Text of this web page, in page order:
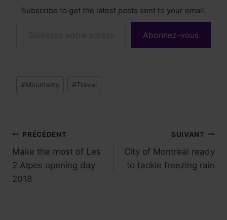
Subscribe to get the latest posts sent to your email.
Abonnez-vous
Étiquettes
de
#Mountains #Travel
Navigation
de
l’article
PRÉCÉDENT
Make the most of Les
2 Alpes opening day
2018
SUIVANT
City of Montreal ready
to tackle freezing rain